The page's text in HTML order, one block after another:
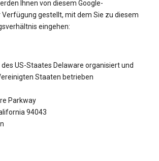
Ihnen von diesem Google-
gestellt, mit dem Sie zu diesem
eingehen:
US-Staates Delaware organisiert und
Staaten betrieben
Parkway
94043